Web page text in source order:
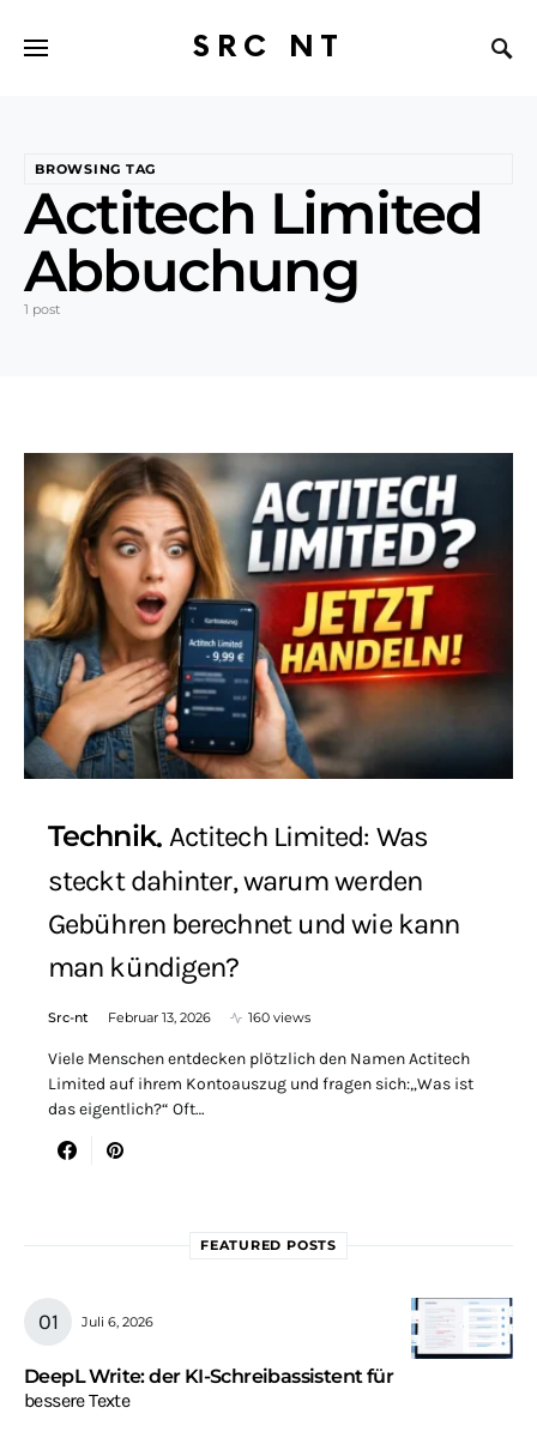
SRC NT
BROWSING TAG
Actitech Limited
Abbuchung
1 post
Technik Actitech Limited: Was
steckt dahinter, warum werden
Gebühren berechnet und wie kann
man kündigen?
Src-nt Februar 13, 2026 160 views
Viele Menschen entdecken plötzlich den Namen Actitech
Limited auf ihrem Kontoauszug und fragen sich:„Was ist
das eigentlich?“ Oft…
FEATURED POSTS
Juli 6, 2026
DeepL Write: der KI-Schreibassistent für
bessere Texte